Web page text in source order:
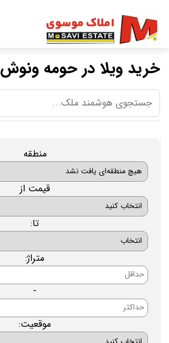
خرید ویلا در حومه ونوش
منطقه
قیمت از
تا:
متراژ:
-
موقعیت: